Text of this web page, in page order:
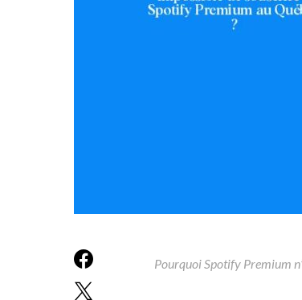
Pourquoi Spotify Premium